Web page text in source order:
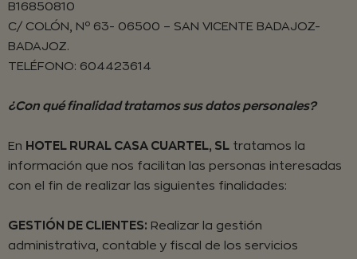
B16850810
C/ COLÓN, Nº 63- 06500 – SAN VICENTE BADAJOZ-
BADAJOZ.
TELÉFONO: 604423614
¿Con qué finalidad tratamos sus datos personales?
En HOTEL RURAL CASA CUARTEL, SL tratamos la
información que nos facilitan las personas interesadas
con el fin de realizar las siguientes finalidades:
GESTIÓN DE CLIENTES: Realizar la gestión
administrativa, contable y fiscal de los servicios